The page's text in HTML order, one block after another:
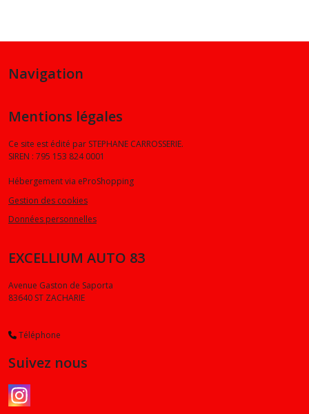
Navigation
Mentions légales
Ce site est édité par STEPHANE CARROSSERIE.
SIREN : 795 153 824 0001
Hébergement via eProShopping
Gestion des cookies
Données personnelles
EXCELLIUM AUTO 83
Avenue Gaston de Saporta
83640 ST ZACHARIE
Téléphone
Suivez nous